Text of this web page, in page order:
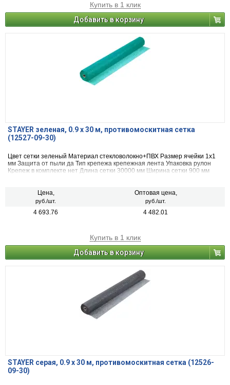
Купить в 1 клик
Добавить в корзину
STAYER зеленая, 0.9 х 30 м, противомоскитная сетка
(12527-09-30)
Цвет сетки зеленый Материал стекловолокно+ПВХ Размер ячейки 1х1
мм Защита от пыли да Тип крепежа крепежная лента Упаковка рулон
Крепеж в комплекте нет Длина сетки 30000 мм Ширина сетки 900 мм
Цена,
руб./шт.
Оптовая цена,
руб./шт.
4 693.76 4 482.01
Купить в 1 клик
Добавить в корзину
STAYER серая, 0.9 х 30 м, противомоскитная сетка (12526-
09-30)